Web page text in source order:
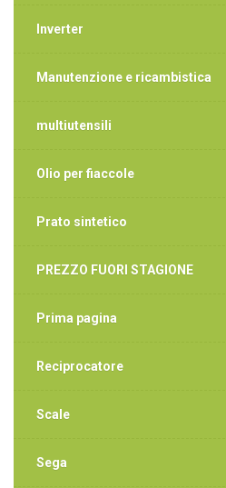
Inverter
Manutenzione e ricambistica
multiutensili
Olio per fiaccole
Prato sintetico
PREZZO FUORI STAGIONE
Prima pagina
Reciprocatore
Scale
Sega